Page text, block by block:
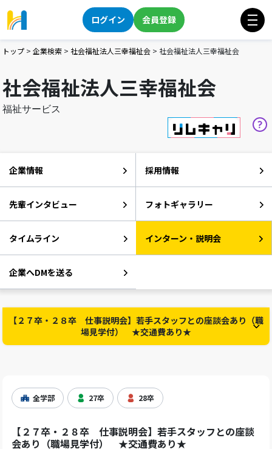
ログイン 会員登録
トップ > 企業検索 > 社会福祉法人三幸福祉会 > 社会福祉法人三幸福祉会
社会福祉法人三幸福祉会
福祉サービス
企業情報 採用情報
先輩インタビュー フォトギャラリー
タイムライン インターン・説明会
企業へDMを送る
【２７卒・２８卒 仕事説明会】若手スタッフとの座談会あり（職
場見学付） ★交通費あり★
全学部 27卒 28卒
【２７卒・２８卒 仕事説明会】若手スタッフとの座談
会あり（職場見学付） ★交通費あり★